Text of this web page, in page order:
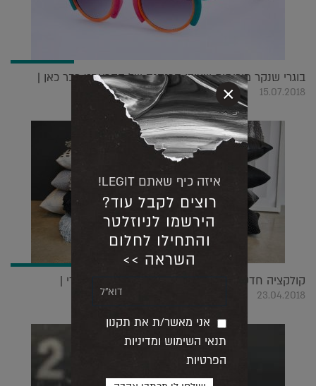
בוגרי שנקר מוכיחים שעידן הרנסנס של הקראפט כבר כאן |
15.07.2018
קולקציה חדשה לעיצוב הבית תיחשף ביריד צבע טרי |
23.04.2018
איזה כיף שאתם LEGIT!
רוצים לקבל עוד?
הירשמו לניוזלטר
והתחילו לחלום
השראה >>
אני מאשר/ת את תקנון
תנאי השימוש ומדיניות
הפרטיות
×